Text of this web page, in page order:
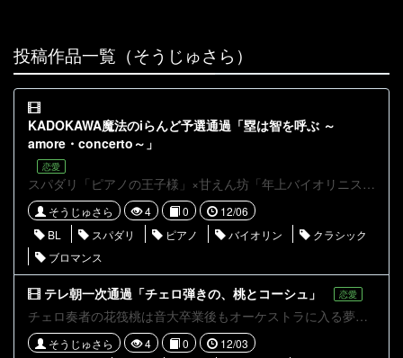
投稿作品一覧（そうじゅさら）
KADOKAWA魔法のiらんど予選通過「塁は智を呼ぶ ～
amore・concerto～」
恋愛
スパダリ「ピアノの王子様」×甘えん坊「年上バイオリニスト」の恋と音楽の物語。 音大ピアノ科2年の森崎智哉（20）とバイオリン科4年の榊原塁（22）は恋人同士。 同棲中の２人は毎晩一緒にツィゴイベルワイゼンを弾くのが日課だった。 ある日塁の目の前で、智哉は同じ音大の作曲科３年の青島桔梗の不注意による交通事故に巻き込まれてしまい、右腕が潰れ意識不明の重体になってしまう。
そうじゅさら 4 0
12/06
BL
スパダリ ピアノ バイオリン
クラシック
ブロマンス
テレ朝一次通過「チェロ弾きの、桃とコーシュ」 恋愛
チェロ奏者の花筏桃は音大卒業後もオーケストラに入る夢に向かって努力していたが、オーディション当日に事故で重体となってしまう。三途の川に連れて行かれた桃だが天国行のフェリーに乗車拒否をし、未練を絶ち切る為七日間限定で地上に戻る事になる。 そこで桃が運ばれた病院の小児科医の笹森と出会い、笹森から「子供達に弾いてあげたいからチェロを教えて欲しい」と頼まれる。
そうじゅさら 4 0
12/03